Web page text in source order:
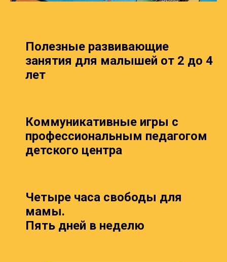
Полезные развивающие
занятия для малышей от 2 до 4
лет
Коммуникативные игры с
профессиональным педагогом
детского центра
Четыре часа свободы для
мамы.
Пять дней в неделю